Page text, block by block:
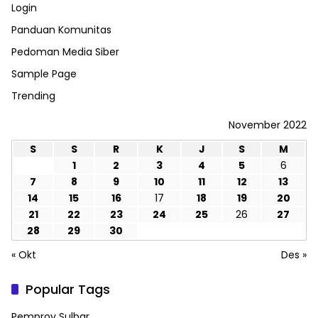
Login
Panduan Komunitas
Pedoman Media Siber
Sample Page
Trending
November 2022
S
S R K J S
M
1
2 3 4 5
6
7
8 9 10 11 12
13
14
15 16 17 18 19
20
21
22 23 24 25 26
27
28
29
30
« Okt
Des »
Popular Tags